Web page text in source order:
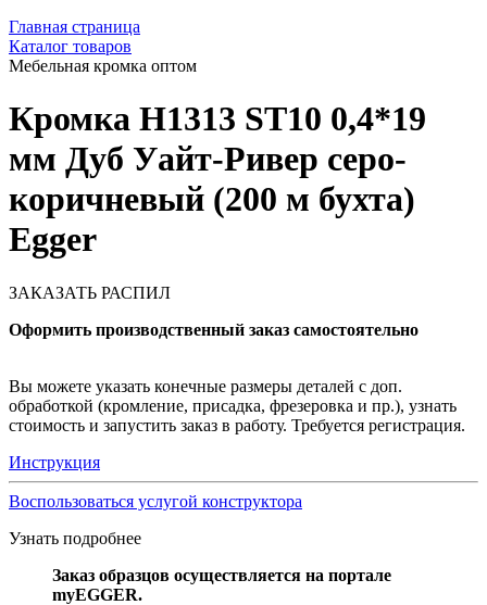
Главная страница
Каталог товаров
Мебельная кромка оптом
Кромка H1313 ST10 0,4*19
мм Дуб Уайт-Ривер серо-
коричневый (200 м бухта)
Egger
ЗАКАЗАТЬ РАСПИЛ
Оформить производственный заказ самостоятельно
Вы можете указать конечные размеры деталей с доп.
обработкой (кромление, присадка, фрезеровка и пр.), узнать
стоимость и запустить заказ в работу. Требуется регистрация.
Инструкция
Воспользоваться услугой конструктора
Узнать подробнее
Заказ образцов осуществляется на портале
myEGGER.